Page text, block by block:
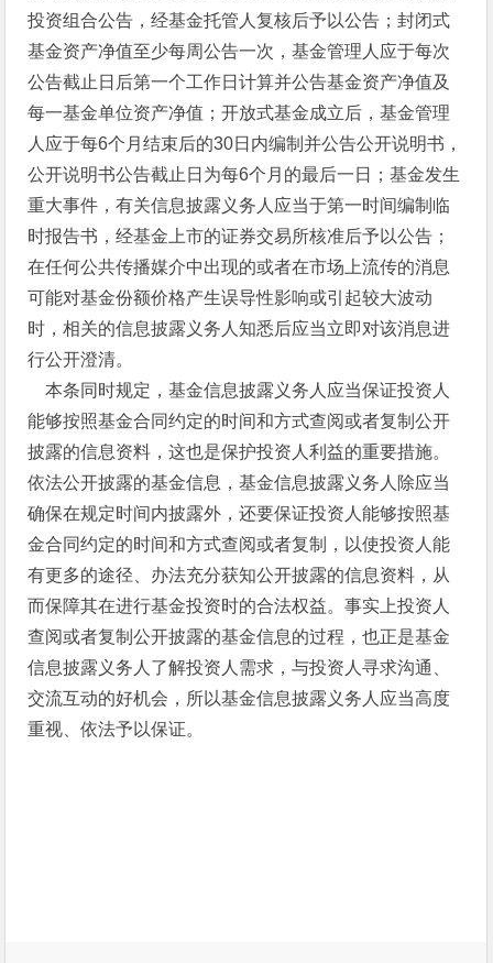
投资组合公告，经基金托管人复核后予以公告；封闭式
基金资产净值至少每周公告一次，基金管理人应于每次
公告截止日后第一个工作日计算并公告基金资产净值及
每一基金单位资产净值；开放式基金成立后，基金管理
人应于每6个月结束后的30日内编制并公告公开说明书，
公开说明书公告截止日为每6个月的最后一日；基金发生
重大事件，有关信息披露义务人应当于第一时间编制临
时报告书，经基金上市的证券交易所核准后予以公告；
在任何公共传播媒介中出现的或者在市场上流传的消息
可能对基金份额价格产生误导性影响或引起较大波动
时，相关的信息披露义务人知悉后应当立即对该消息进
行公开澄清。
本条同时规定，基金信息披露义务人应当保证投资人
能够按照基金合同约定的时间和方式查阅或者复制公开
披露的信息资料，这也是保护投资人利益的重要措施。
依法公开披露的基金信息，基金信息披露义务人除应当
确保在规定时间内披露外，还要保证投资人能够按照基
金合同约定的时间和方式查阅或者复制，以使投资人能
有更多的途径、办法充分获知公开披露的信息资料，从
而保障其在进行基金投资时的合法权益。事实上投资人
查阅或者复制公开披露的基金信息的过程，也正是基金
信息披露义务人了解投资人需求，与投资人寻求沟通、
交流互动的好机会，所以基金信息披露义务人应当高度
重视、依法予以保证。